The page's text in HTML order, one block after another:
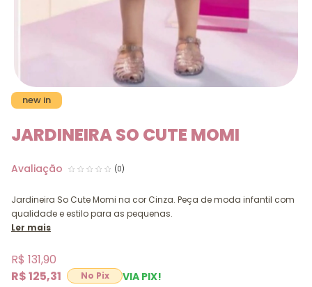
new in
JARDINEIRA SO CUTE MOMI
(0)
Jardineira So Cute Momi na cor Cinza. Peça de moda infantil com
qualidade e estilo para as pequenas.
Ler mais
R$ 125,31 VIA PIX!
R$ 131,90